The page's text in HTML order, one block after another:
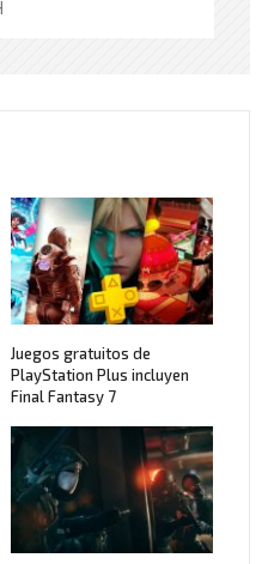
Juegos gratuitos de
PlayStation Plus incluyen
Final Fantasy 7